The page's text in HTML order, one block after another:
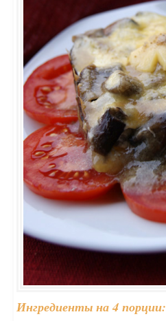
Ингредиенты на 4 порции: